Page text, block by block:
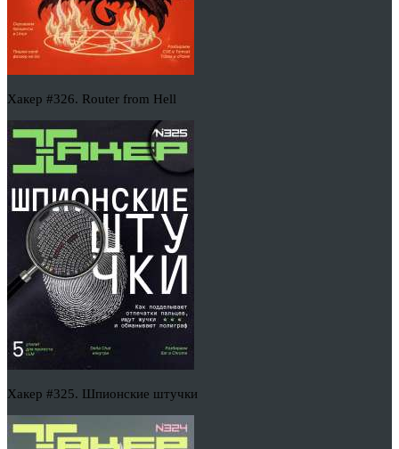
Хакер #326. Router from Hell
Хакер #325. Шпионские штучки